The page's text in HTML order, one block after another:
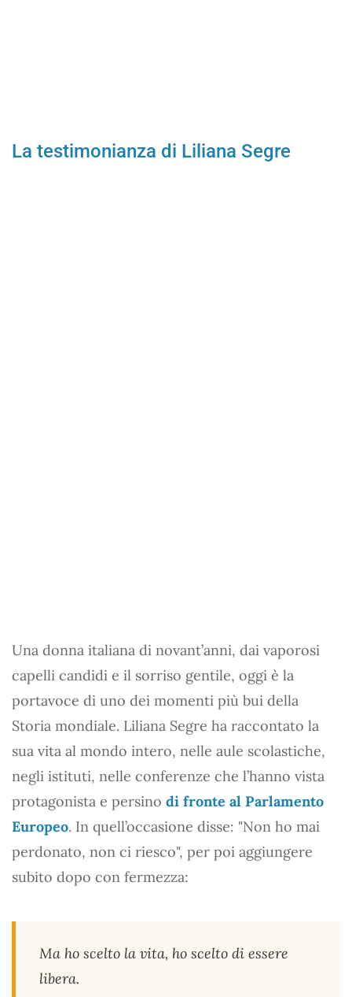
La testimonianza di Liliana Segre
Una donna italiana di novant’anni, dai vaporosi
capelli candidi e il sorriso gentile, oggi è la
portavoce di uno dei momenti più bui della
Storia mondiale. Liliana Segre ha raccontato la
sua vita al mondo intero, nelle aule scolastiche,
negli istituti, nelle conferenze che l’hanno vista
protagonista e persino di fronte al Parlamento
Europeo. In quell’occasione disse: "Non ho mai
perdonato, non ci riesco", per poi aggiungere
subito dopo con fermezza:
Ma ho scelto la vita, ho scelto di essere
libera.